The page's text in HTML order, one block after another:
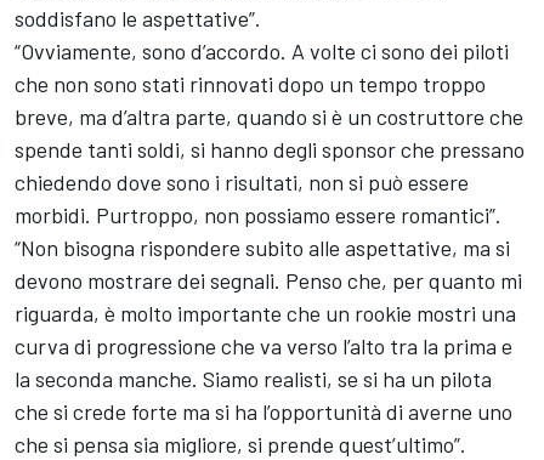
soddisfano le aspettative”.
“Ovviamente, sono d’accordo. A volte ci sono dei piloti
che non sono stati rinnovati dopo un tempo troppo
breve, ma d’altra parte, quando si è un costruttore che
spende tanti soldi, si hanno degli sponsor che pressano
chiedendo dove sono i risultati, non si può essere
morbidi. Purtroppo, non possiamo essere romantici”.
“Non bisogna rispondere subito alle aspettative, ma si
devono mostrare dei segnali. Penso che, per quanto mi
riguarda, è molto importante che un rookie mostri una
curva di progressione che va verso l’alto tra la prima e
la seconda manche. Siamo realisti, se si ha un pilota
che si crede forte ma si ha l’opportunità di averne uno
che si pensa sia migliore, si prende quest’ultimo”.